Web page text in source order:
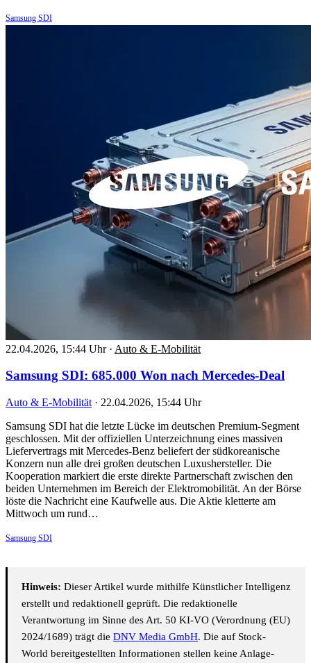
Samsung SDI
22.04.2026, 15:44 Uhr · Auto & E-Mobilität
Samsung SDI: 685.000 Won nach Mercedes-Deal
Auto & E-Mobilität · 22.04.2026, 15:44 Uhr
Samsung SDI hat die letzte Lücke im deutschen Premium-Segment
geschlossen. Mit der offiziellen Unterzeichnung eines massiven
Liefervertrags mit Mercedes-Benz beliefert der südkoreanische
Konzern nun alle drei großen deutschen Luxushersteller. Die
Kooperation markiert die erste direkte Partnerschaft zwischen den
beiden Unternehmen im Bereich der Elektromobilität. An der Börse
löste die Nachricht eine Kaufwelle aus. Die Aktie kletterte am
Mittwoch um rund…
Samsung SDI
Hinweis: Dieser Artikel wurde mithilfe Künstlicher Intelligenz
erstellt und redaktionell geprüft. Die redaktionelle
Verantwortung im Sinne des Art. 50 KI-VO (Verordnung (EU)
2024/1689) trägt die DNV Media GmbH. Die auf Stock-
World bereitgestellten Informationen stellen keine Anlage-